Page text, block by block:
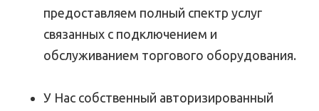
предоставляем полный спектр услуг
связанных с подключением и
обслуживанием торгового оборудования.
У Нас собственный авторизированный